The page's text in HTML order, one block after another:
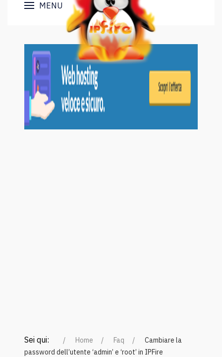
MENU
Sei qui: Home Faq
Cambiare la
password dell’utente ‘admin’ e ‘root’ in IPFire